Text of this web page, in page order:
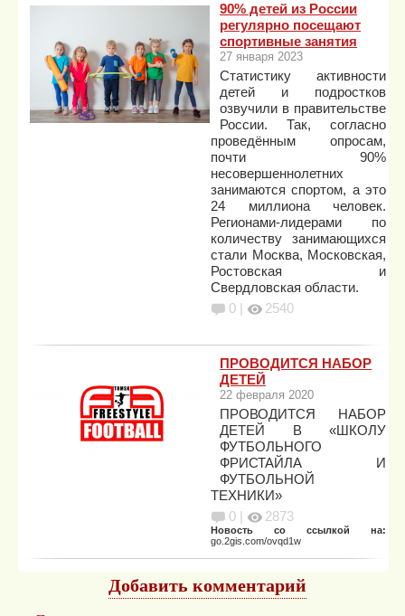
90% детей из России
регулярно посещают
спортивные занятия
27 января 2023
Статистику активности
детей и подростков
озвучили в правительстве
России. Так, согласно
проведённым опросам,
почти 90%
несовершеннолетних
занимаются спортом, а это
24 миллиона человек.
Регионами-лидерами по
количеству занимающихся
стали Москва, Московская,
Ростовская и
Свердловская области.
0 |
2540
ПРОВОДИТСЯ НАБОР
ДЕТЕЙ
22 февраля 2020
ПРОВОДИТСЯ НАБОР
ДЕТЕЙ В «ШКОЛУ
ФУТБОЛЬНОГО
ФРИСТАЙЛА И
ФУТБОЛЬНОЙ
ТЕХНИКИ»
0 |
2873
Новость со ссылкой на:
go.2gis.com/ovqd1w
Добавить комментарий